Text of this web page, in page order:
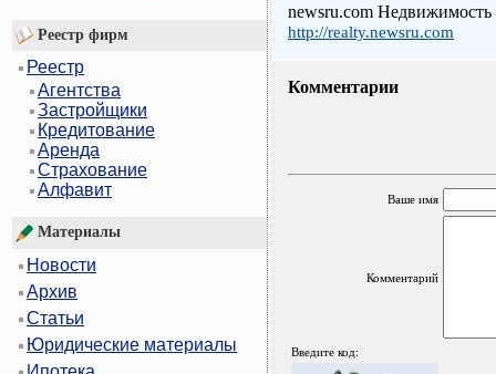
Реестр фирм
Реестр
Агентства
Застройщики
Кредитование
Аренда
Страхование
Алфавит
Материалы
Новости
Архив
Статьи
Юридические материалы
newsru.com Недвижимость
http://realty.newsru.com
Комментарии
Ваше имя
Комментарий
Введите код: